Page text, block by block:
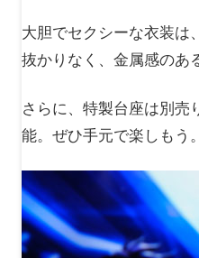
大胆でセクシーな衣装は
抜かりなく、金属感のあ
さらに、特製台座は別売
能。ぜひ手元で楽しもう。